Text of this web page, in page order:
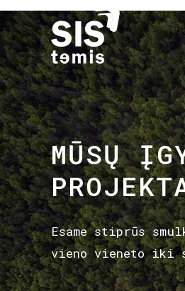
MŪSŲ
Esame stiprūs
vieno vieneto iki